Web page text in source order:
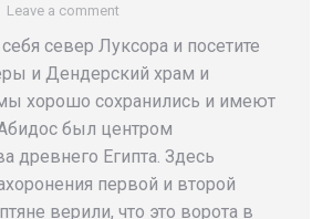
Leave a comment
север Луксора и посетите
и Дендерский храм и
хорошо сохранились и имеют
был центром
древнего Египта. Здесь
первой и второй
верили, что это ворота в